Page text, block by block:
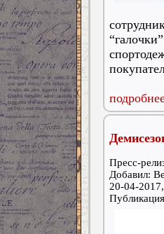
Пресс-
Добавил:
20-04-